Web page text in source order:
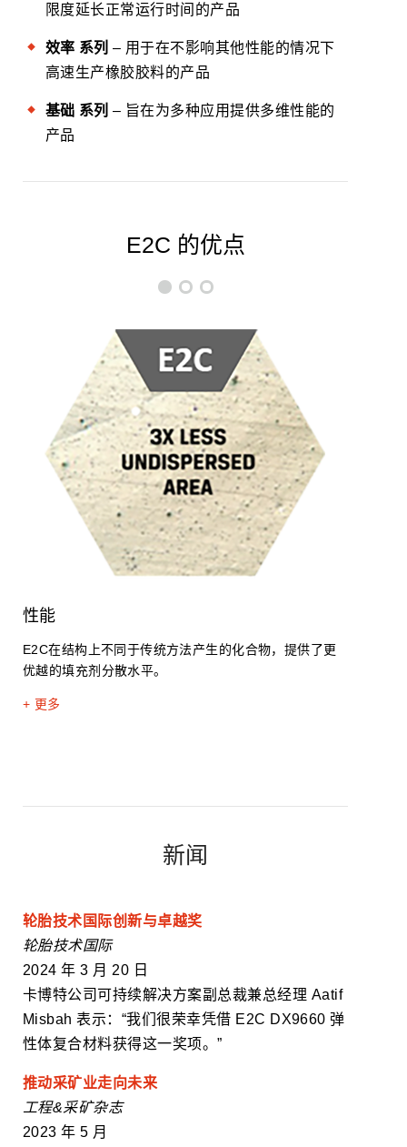
限度延长正常运行时间的产品
效率 系列 – 用于在不影响其他性能的情况下
高速生产橡胶胶料的产品
基础 系列 – 旨在为多种应用提供多维性能的
产品
E2C 的优点
性能
E2C在结构上不同于传统方法产生的化合物，提供了更
优越的填充剂分散水平。
+ 更多
+ 更多
新闻
轮胎技术国际创新与卓越奖
轮胎技术国际
2024 年 3 月 20 日
卡博特公司可持续解决方案副总裁兼总经理 Aatif
Misbah 表示：“我们很荣幸凭借 E2C DX9660 弹
性体复合材料获得这一奖项。”
推动采矿业走向未来
工程&采矿杂志
2023 年 5 月